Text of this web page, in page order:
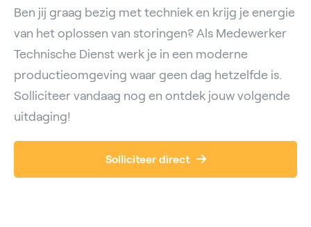
Ben jij graag bezig met techniek en krijg je energie
van het oplossen van storingen? Als Medewerker
Technische Dienst werk je in een moderne
productieomgeving waar geen dag hetzelfde is.
Solliciteer vandaag nog en ontdek jouw volgende
uitdaging!
Solliciteer direct